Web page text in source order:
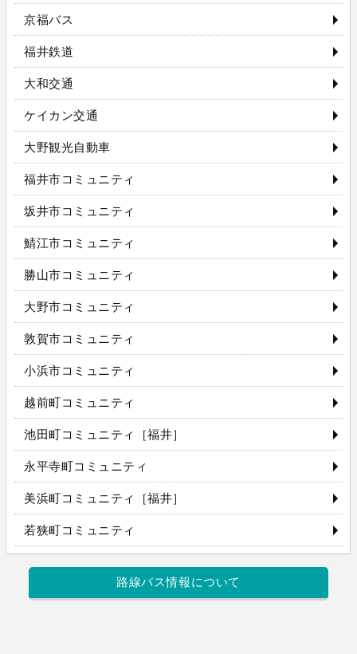
京福バス
福井鉄道
大和交通
ケイカン交通
大野観光自動車
福井市コミュニティ
坂井市コミュニティ
鯖江市コミュニティ
勝山市コミュニティ
大野市コミュニティ
敦賀市コミュニティ
小浜市コミュニティ
越前町コミュニティ
池田町コミュニティ［福井］
永平寺町コミュニティ
美浜町コミュニティ［福井］
若狭町コミュニティ
路線バス情報について